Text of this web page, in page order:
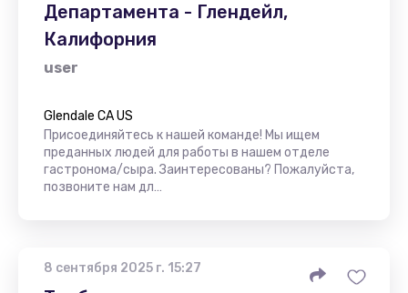
Департамента - Глендейл,
Калифорния
user
Glendale CA US
Присоединяйтесь к нашей команде! Мы ищем
преданных людей для работы в нашем отделе
гастронома/сыра. Заинтересованы? Пожалуйста,
позвоните нам дл…
8 сентября 2025 г. 15:27